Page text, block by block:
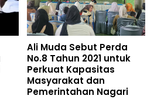
Ali Muda Sebut Perda
No.8 Tahun 2021 untuk
Perkuat Kapasitas
Masyarakat dan
Pemerintahan Nagari